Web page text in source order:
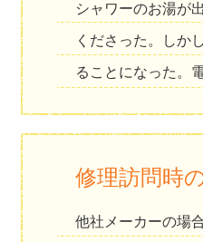
シャワーのお湯が
くださった。しか
ることになった。
修理訪問時
他社メーカーの場